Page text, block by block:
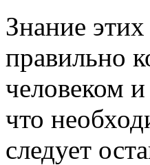
Знание
правильно
человеком
что
следует